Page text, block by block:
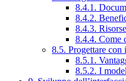
8.4.1.
8.4.2.
8.4.3.
8.4.4. Come
8.5. Progettare
8.5.1.
8.5.2. I